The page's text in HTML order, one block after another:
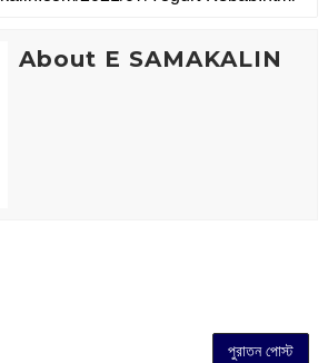
About E SAMAKALIN
পুরাতন পোস্ট